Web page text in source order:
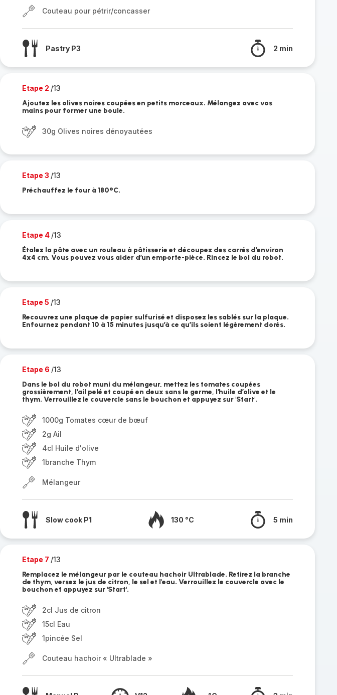
Couteau pour pétrir/concasser
Pastry P3 2 min
Etape 2 /13
Ajoutez les olives noires coupées en petits morceaux. Mélangez avec vos
mains pour former une boule.
30g Olives noires dénoyautées
Etape 3 /13
Préchauffez le four à 180°C.
Etape 4 /13
Étalez la pâte avec un rouleau à pâtisserie et découpez des carrés d’environ
4x4 cm. Vous pouvez vous aider d’un emporte-pièce. Rincez le bol du robot.
Etape 5 /13
Recouvrez une plaque de papier sulfurisé et disposez les sablés sur la plaque.
Enfournez pendant 10 à 15 minutes jusqu’à ce qu’ils soient légèrement dorés.
Etape 6 /13
Dans le bol du robot muni du mélangeur, mettez les tomates coupées
grossièrement, l'ail pelé et coupé en deux sans le germe, l'huile d’olive et le
thym. Verrouillez le couvercle sans le bouchon et appuyez sur 'Start'.
1000g Tomates cœur de bœuf
2g Ail
4cl Huile d'olive
1branche Thym
Mélangeur
Slow cook P1 130 °C 5 min
Etape 7 /13
Remplacez le mélangeur par le couteau hachoir Ultrablade. Retirez la branche
de thym, versez le jus de citron, le sel et l'eau. Verrouillez le couvercle avec le
bouchon et appuyez sur 'Start'.
2cl Jus de citron
15cl Eau
1pincée Sel
Couteau hachoir « Ultrablade »